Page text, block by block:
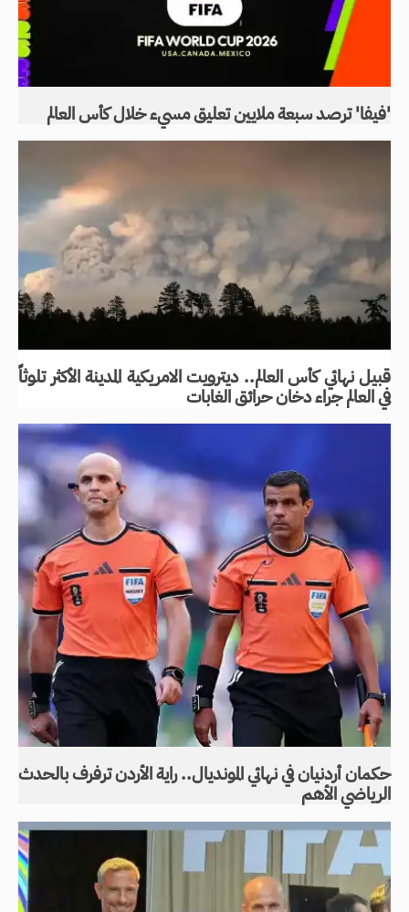
'فيفا' ترصد سبعة ملايين تعليق مسيء خلال كأس العالم
قبيل نهائي كأس العالم.. ديترويت الامريكية المدينة الأكثر تلوثاً
في العالم جراء دخان حرائق الغابات
حكمان أردنيان في نهائي المونديال.. راية الأردن ترفرف بالحدث
الرياضي الأهم